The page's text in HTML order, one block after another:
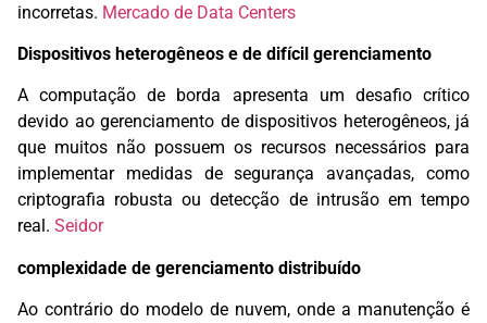
incorretas. Mercado de Data Centers
Dispositivos heterogêneos e de difícil gerenciamento
A computação de borda apresenta um desafio crítico
devido ao gerenciamento de dispositivos heterogêneos, já
que muitos não possuem os recursos necessários para
implementar medidas de segurança avançadas, como
criptografia robusta ou detecção de intrusão em tempo
real. Seidor
complexidade de gerenciamento distribuído
Ao contrário do modelo de nuvem, onde a manutenção é